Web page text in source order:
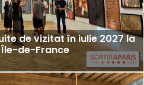
de vizitat în iulie 2027 la
Île-de-France